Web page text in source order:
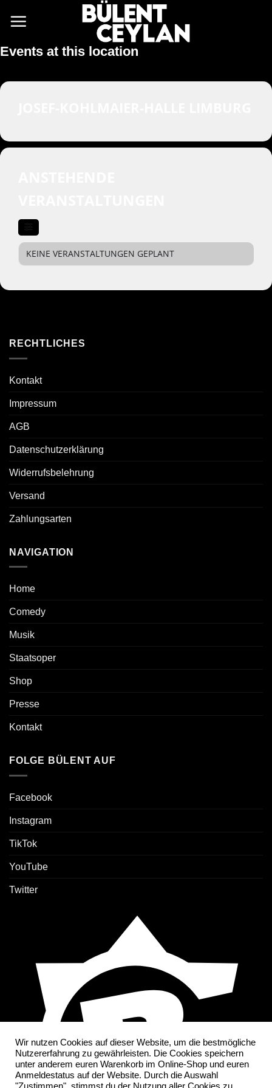
Inhalt
Events at this location
KEINE VERANSTALTUNGEN GEPLANT
RECHTLICHES
Kontakt
Impressum
AGB
Datenschutzerklärung
Widerrufsbelehrung
Versand
Zahlungsarten
NAVIGATION
Home
Comedy
Musik
Staatsoper
Shop
Presse
Kontakt
FOLGE BÜLENT AUF
Facebook
Instagram
TikTok
YouTube
Twitter
Wir nutzen Cookies auf dieser Website, um die bestmögliche
Nutzererfahrung zu gewährleisten. Die Cookies speichern
unter anderem euren Warenkorb im Online-Shop und euren
Anmeldestatus auf der Website. Durch die Auswahl